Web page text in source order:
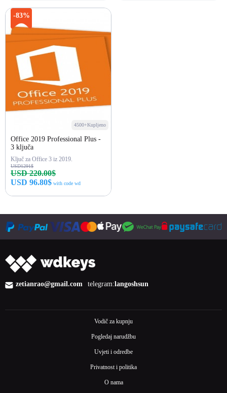
-83%
4500+Kupljeno
Office 2019 Professional Plus -
3 ključa
Ključ za Office 3 iz 2019.
USD1291$
USD 220.00$
USD 96.80$ with code wd
zetianrao@gmail.com telegram:langoshsun
Vodič za kupnju
Pogledaj narudžbu
Uvjeti i odredbe
Privatnost i politika
O nama